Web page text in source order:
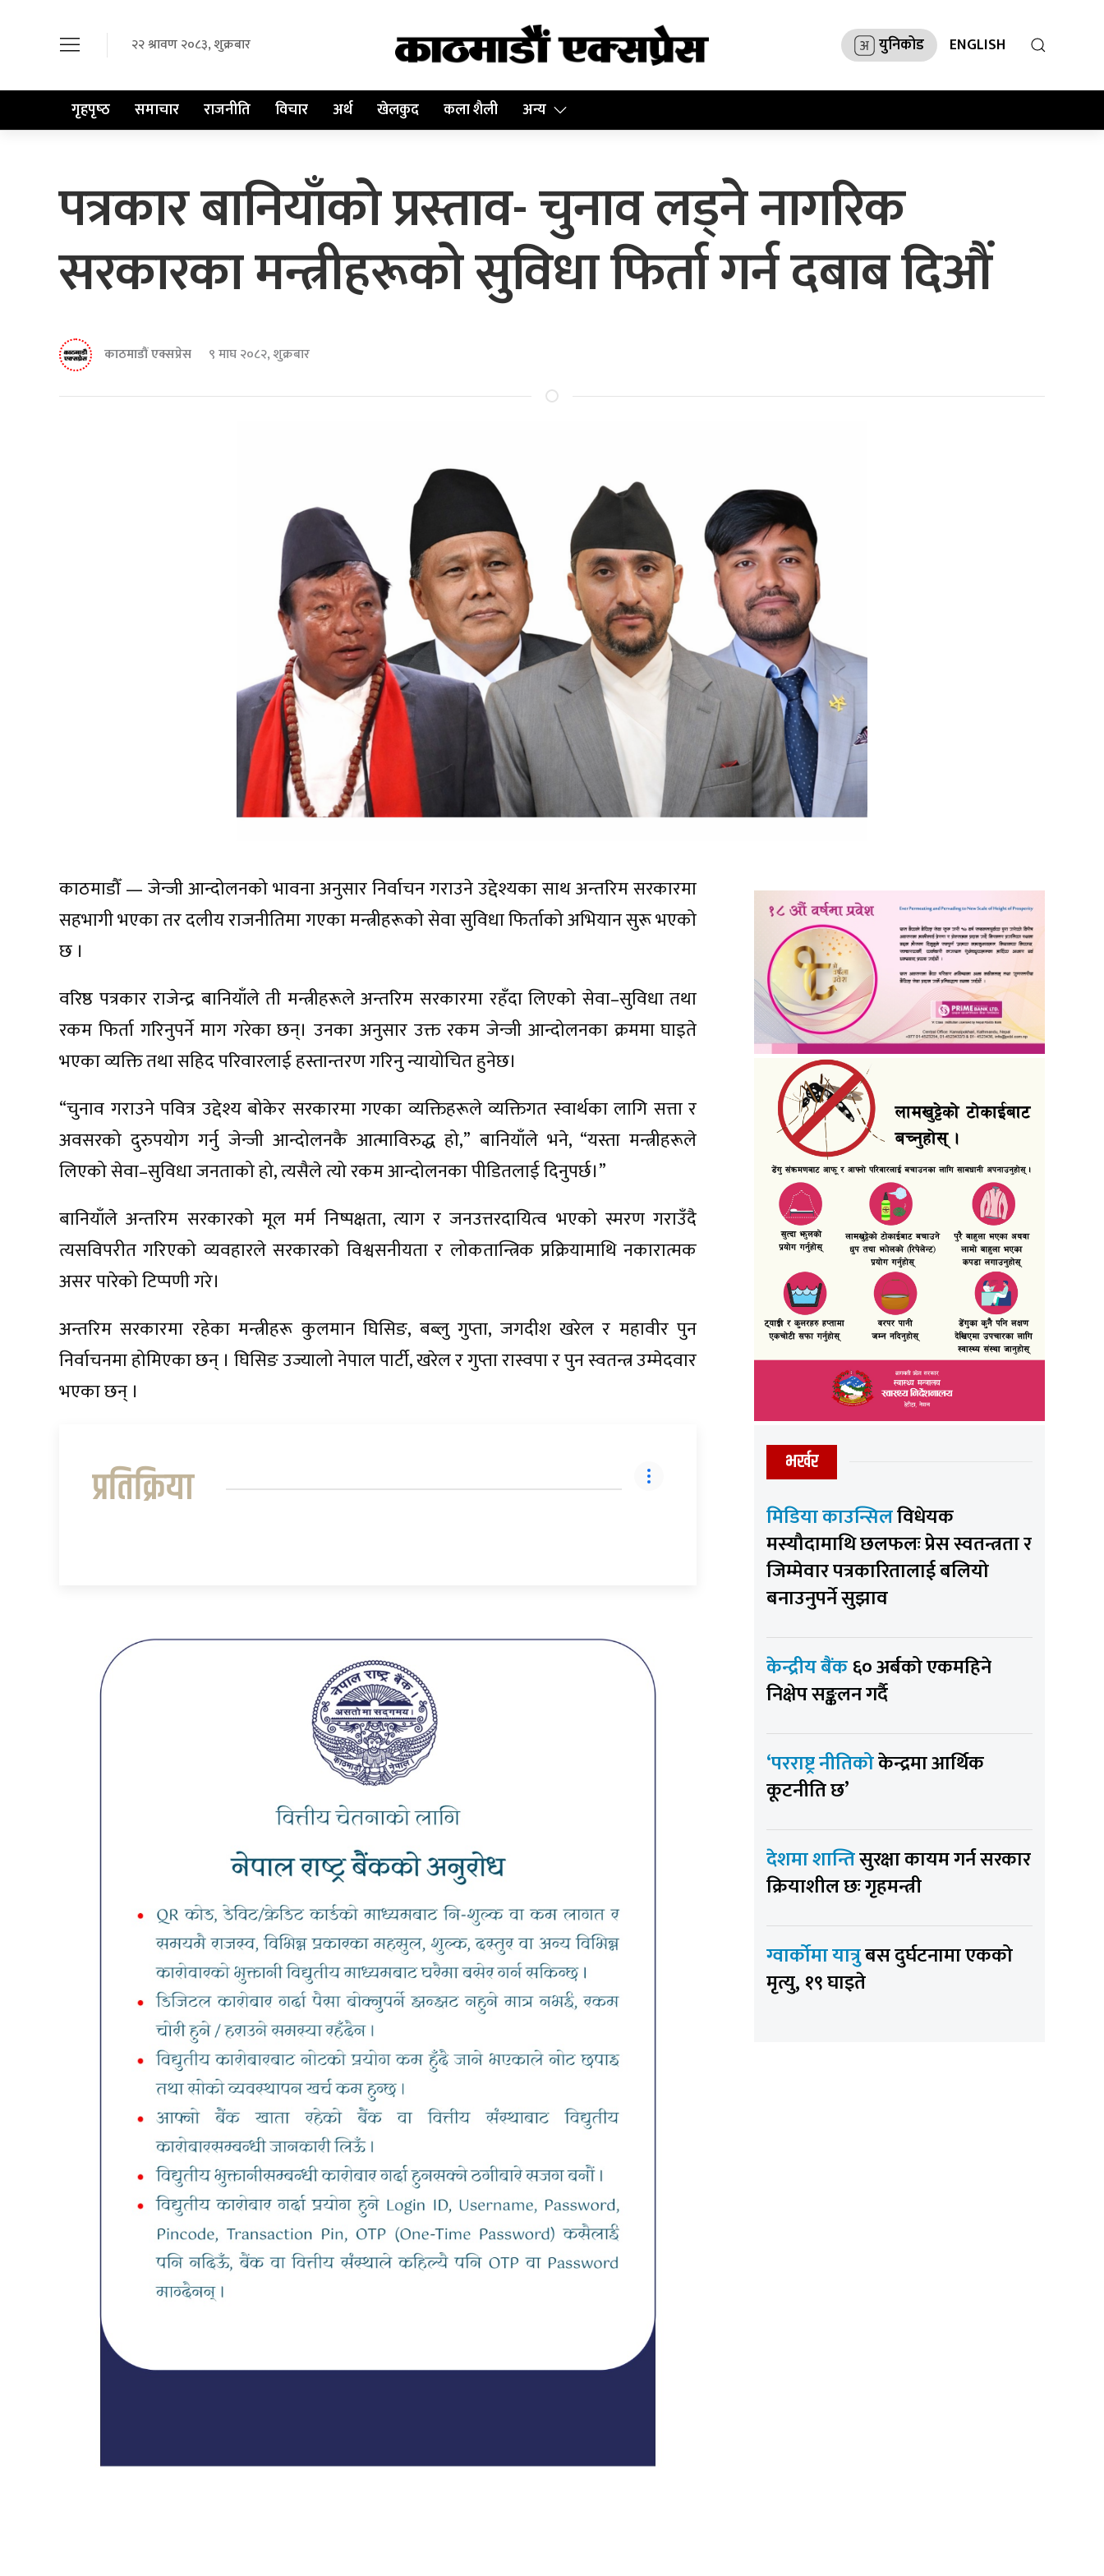
२२ श्रावण २०८३, शुक्रबार युनिकोड ENGLISH
गृहपृष्‍ठ समाचार राजनीति विचार अर्थ खेलकुद कला शैली अन्य
पत्रकार बानियाँको प्रस्ताव- चुनाव लड्ने नागरिक
सरकारका मन्त्रीहरूको सुविधा फिर्ता गर्न दबाब दिऔं
काठमाडौं एक्सप्रेस ९ माघ २०८२, शुक्रबार
काठमाडौँ — जेन्जी आन्दोलनको भावना अनुसार निर्वाचन गराउने उद्देश्यका साथ अन्तरिम सरकारमा
सहभागी भएका तर दलीय राजनीतिमा गएका मन्त्रीहरूको सेवा सुविधा फिर्ताको अभियान सुरू भएको
छ ।
वरिष्ठ पत्रकार राजेन्द्र बानियाँले ती मन्त्रीहरूले अन्तरिम सरकारमा रहँदा लिएको सेवा–सुविधा तथा
रकम फिर्ता गरिनुपर्ने माग गरेका छन्। उनका अनुसार उक्त रकम जेन्जी आन्दोलनका क्रममा घाइते
भएका व्यक्ति तथा सहिद परिवारलाई हस्तान्तरण गरिनु न्यायोचित हुनेछ।
“चुनाव गराउने पवित्र उद्देश्य बोकेर सरकारमा गएका व्यक्तिहरूले व्यक्तिगत स्वार्थका लागि सत्ता र
अवसरको दुरुपयोग गर्नु जेन्जी आन्दोलनकै आत्माविरुद्ध हो,” बानियाँले भने, “यस्ता मन्त्रीहरूले
लिएको सेवा–सुविधा जनताको हो, त्यसैले त्यो रकम आन्दोलनका पीडितलाई दिनुपर्छ।”
बानियाँले अन्तरिम सरकारको मूल मर्म निष्पक्षता, त्याग र जनउत्तरदायित्व भएको स्मरण गराउँदै
त्यसविपरीत गरिएको व्यवहारले सरकारको विश्वसनीयता र लोकतान्त्रिक प्रक्रियामाथि नकारात्मक
असर पारेको टिप्पणी गरे।
अन्तरिम सरकारमा रहेका मन्त्रीहरू कुलमान घिसिङ, बब्लु गुप्ता, जगदीश खरेल र महावीर पुन
निर्वाचनमा होमिएका छन् । घिसिङ उज्यालो नेपाल पार्टी, खरेल र गुप्ता रास्वपा र पुन स्वतन्त्र उम्मेदवार
भएका छन् ।
प्रतिक्रिया भर्खर
मिडिया काउन्सिलविधेयक
मस्यौदामाथि छलफलः प्रेस स्वतन्त्रता र
जिम्मेवार पत्रकारितालाई बलियो
बनाउनुपर्ने सुझाव
केन्द्रीय बैंक६० अर्बको एकमहिने
निक्षेप सङ्कलन गर्दै
‘परराष्ट्र नीतिकोकेन्द्रमा आर्थिक
कूटनीति छ’
देशमा शान्तिसुरक्षा कायम गर्न सरकार
क्रियाशील छः गृहमन्त्री
ग्वार्कोमा यात्रुबस दुर्घटनामा एकको
मृत्यु, १९ घाइते